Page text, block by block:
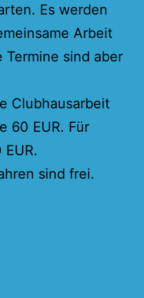
Es werden
Arbeit
sind aber
Clubhausarbeit
60 EUR. Für
sind frei.